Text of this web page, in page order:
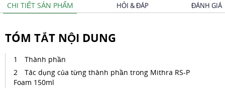
CHI TIẾT SẢN PHẨM HỎI & ĐÁP ĐÁNH GIÁ
TÓM TẮT NỘI DUNG
Thành phần
Tác dụng của từng thành phần trong Mithra RS-P
Foam 150ml